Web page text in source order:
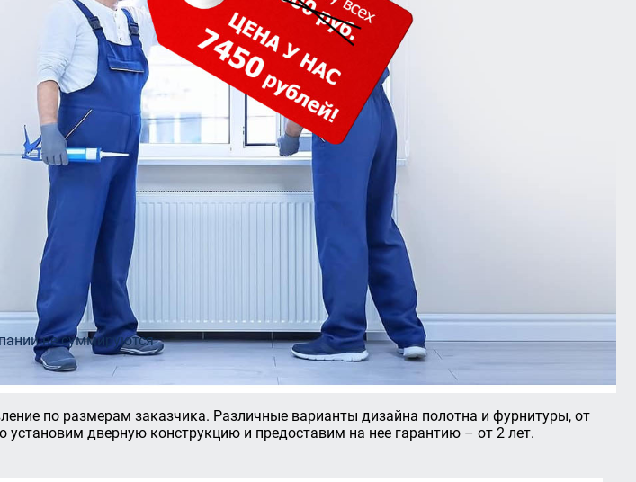
Теплая входная дверь в дом
Входные двери для дачи
Двери экошпон
Двери бетон
Входная группа ресторана
не суммируются
по размерам заказчика. Различные варианты дизайна полотна и фурнитуры, от
дверную конструкцию и предоставим на нее гарантию – от 2 лет.